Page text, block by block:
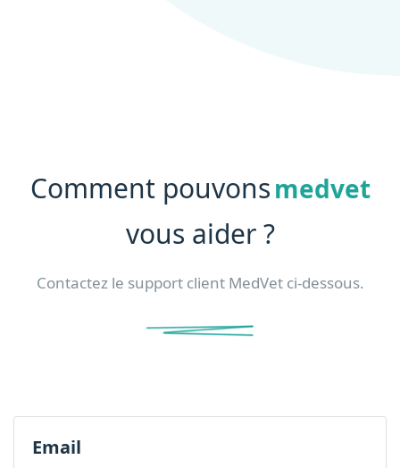
Comment pouvonsmedvet
vous aider ?
Contactez le support client MedVet ci-dessous.
Email